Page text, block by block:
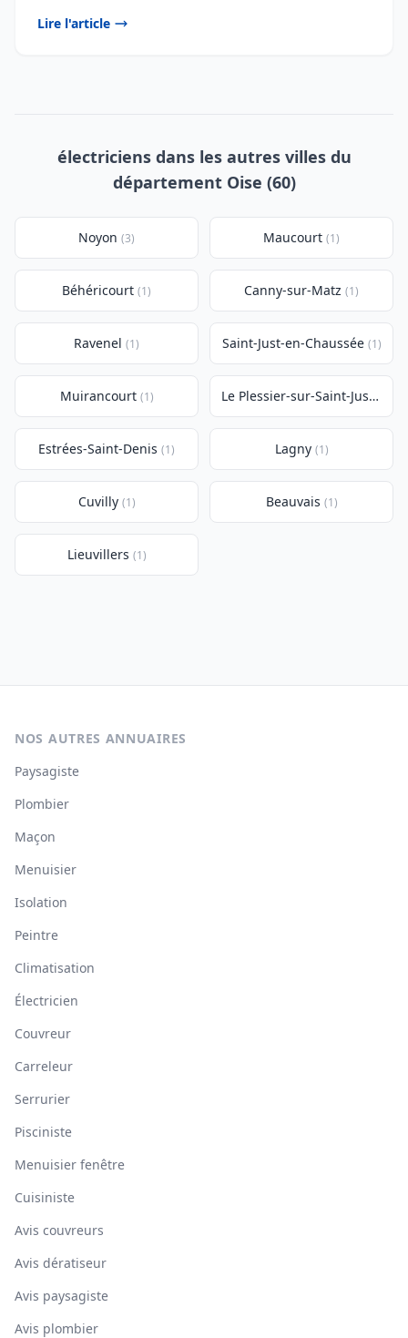
Lire l'article
électriciens dans les autres villes du
département Oise (60)
Noyon (3) Maucourt (1)
Béhéricourt (1) Canny-sur-Matz (1)
Ravenel (1) Saint-Just-en-Chaussée (1)
Muirancourt (1) Le Plessier-sur-Saint-Just(1)
Estrées-Saint-Denis (1) Lagny (1)
Cuvilly (1) Beauvais (1)
Lieuvillers (1)
NOS AUTRES ANNUAIRES
Paysagiste
Plombier
Maçon
Menuisier
Isolation
Peintre
Climatisation
Électricien
Couvreur
Carreleur
Serrurier
Pisciniste
Menuisier fenêtre
Cuisiniste
Avis couvreurs
Avis dératiseur
Avis paysagiste
Avis plombier